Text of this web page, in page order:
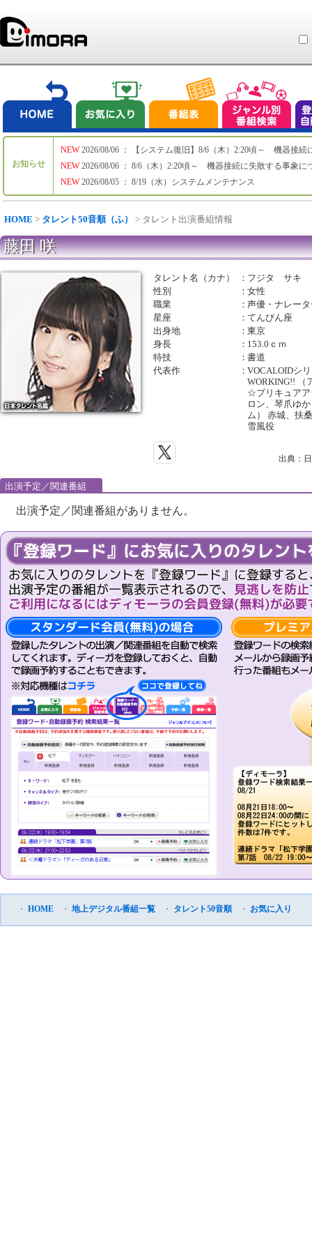
お知らせ
NEW
NEW
NEW
2026/08/06 ： 【システム復旧】8/6（木）2:20頃～ 機器接続
2026/08/06 ： 8/6（木）2:20頃～ 機器接続に失敗する事象に
2026/08/05 ： 8/19（水）システムメンテナンス
HOME > タレント50音順（ふ） > タレント出演番組情報
藤田 咲
タレント名（カナ） ： フジタ サキ
性別
：女性
職業
：声優・ナレー
星座
：てんびん座
出身地
：東京
身長
： 153.0ｃｍ
特技
：書道
代表作
：VOCALOIDシ
WORKING!! （
☆プリキュアア
ロン、琴爪ゆ
ム） 赤城、扶
雪風役
出典：
出演予定／関連番組
出演予定／関連番組がありません。
・ HOME ・ 地上デジタル番組一覧 ・ タレント50音順 ・ お気に入り